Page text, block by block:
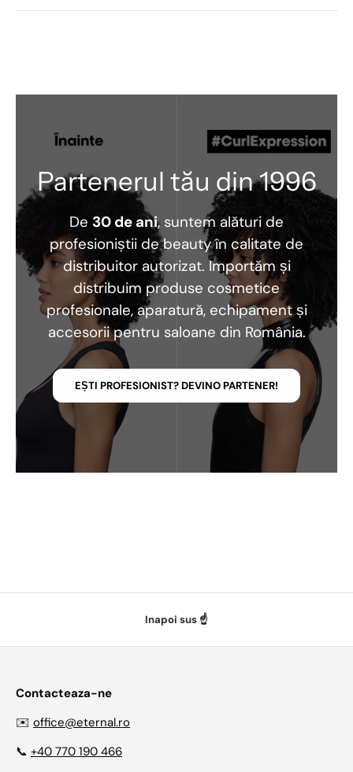
Partenerul tău din 1996
De 30 de ani, suntem alături de
profesioniștii de beauty în calitate de
distribuitor autorizat. Importăm și
distribuim produse cosmetice
profesionale, aparatură, echipament și
accesorii pentru saloane din România.
EȘTI PROFESIONIST? DEVINO PARTENER!
Inapoi sus ☝️
Contacteaza-ne
✉️ office@eternal.ro
📞 +40 770 190 466